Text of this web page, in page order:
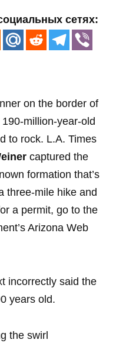
сетях:
on the border of
million-year-old
to rock. L.A. Times
captured the
formation that’s
three-mile hike and
a permit, go to the
Arizona Web
incorrectly said the
years old.
the swirl